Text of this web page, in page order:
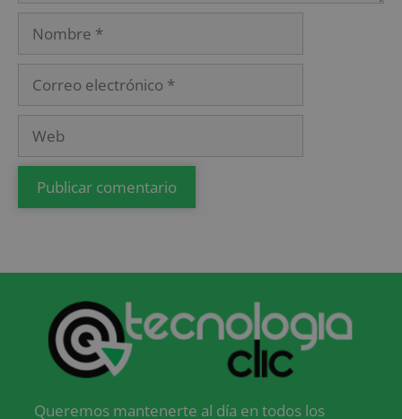
Queremos mantenerte al día en todos los